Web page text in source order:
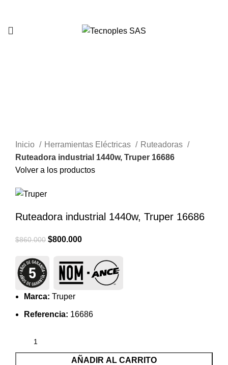
Inicio Herramientas Eléctricas
Ruteadoras
Ruteadora industrial 1440w, Truper 16686
Volver a los productos
Ruteadora industrial 1440w, Truper 16686
$860.000 El
original
$800.000El
actual
es:
Marca: Truper
Referencia: 16686
AÑADIR AL CARRITO